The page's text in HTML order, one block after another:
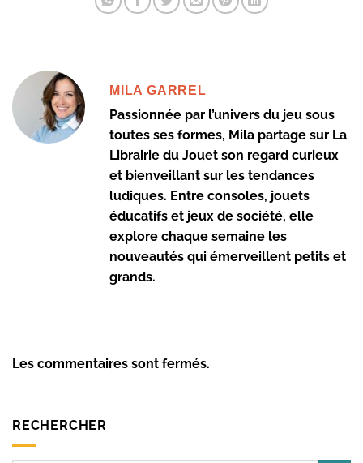
MILA GARREL
Passionnée par l’univers du jeu sous
toutes ses formes, Mila partage sur La
Librairie du Jouet son regard curieux
et bienveillant sur les tendances
ludiques. Entre consoles, jouets
éducatifs et jeux de société, elle
explore chaque semaine les
nouveautés qui émerveillent petits et
grands.
Les commentaires sont fermés.
RECHERCHER